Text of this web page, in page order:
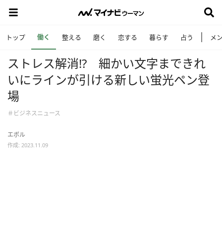
トップ 働く 整える 磨く 恋する 暮らす 占う メ
ストレス解消!? 細かい文字まできれ
いにラインが引ける新しい蛍光ペン登
場
＃ビジネスニュース
エボル
作成: 2023.11.09